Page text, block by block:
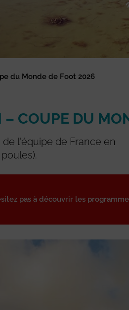
du Monde de Foot 2026
COUPE DU
l'équipe de France en
pas à découvrir les